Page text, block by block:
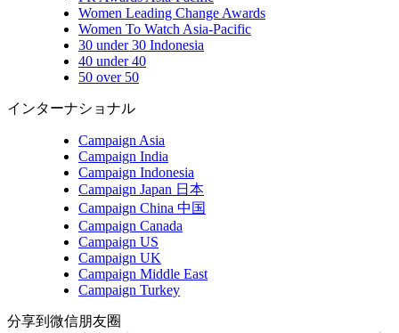
Women Leading Change Awards
Women To Watch Asia-Pacific
30 under 30 Indonesia
40 under 40
50 over 50
インターナショナル
Campaign Asia
Campaign India
Campaign Indonesia
Campaign Japan 日本
Campaign China 中国
Campaign Canada
Campaign US
Campaign UK
Campaign Middle East
Campaign Turkey
分享到微信朋友圈